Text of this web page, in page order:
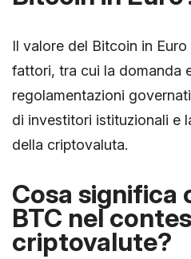
Il valore del Bitcoin in
fattori, tra cui la domanda
regolamentazioni
di investitori istituzionali e
della criptovaluta.
Cosa significa
BTC nel
criptovalute?